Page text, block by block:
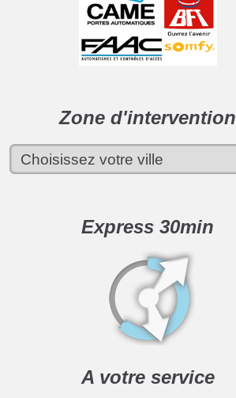
Zone d'intervention
Express 30min
A votre service